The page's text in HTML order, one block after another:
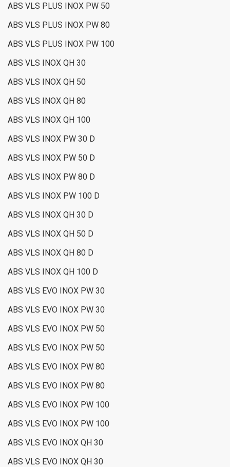
ABS VLS PLUS INOX PW 50
ABS VLS PLUS INOX PW 80
ABS VLS PLUS INOX PW 100
ABS VLS INOX QH 30
ABS VLS INOX QH 50
ABS VLS INOX QH 80
ABS VLS INOX QH 100
ABS VLS INOX PW 30 D
ABS VLS INOX PW 50 D
ABS VLS INOX PW 80 D
ABS VLS INOX PW 100 D
ABS VLS INOX QH 30 D
ABS VLS INOX QH 50 D
ABS VLS INOX QH 80 D
ABS VLS INOX QH 100 D
ABS VLS EVO INOX PW 30
ABS VLS EVO INOX PW 30
ABS VLS EVO INOX PW 50
ABS VLS EVO INOX PW 50
ABS VLS EVO INOX PW 80
ABS VLS EVO INOX PW 80
ABS VLS EVO INOX PW 100
ABS VLS EVO INOX PW 100
ABS VLS EVO INOX QH 30
ABS VLS EVO INOX QH 30